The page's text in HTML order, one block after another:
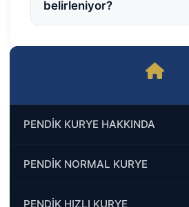
PENDİK KURYE HAKKINDA
PENDİK NORMAL KURYE
PENDİK HIZLI KURYE
belirleniyor?